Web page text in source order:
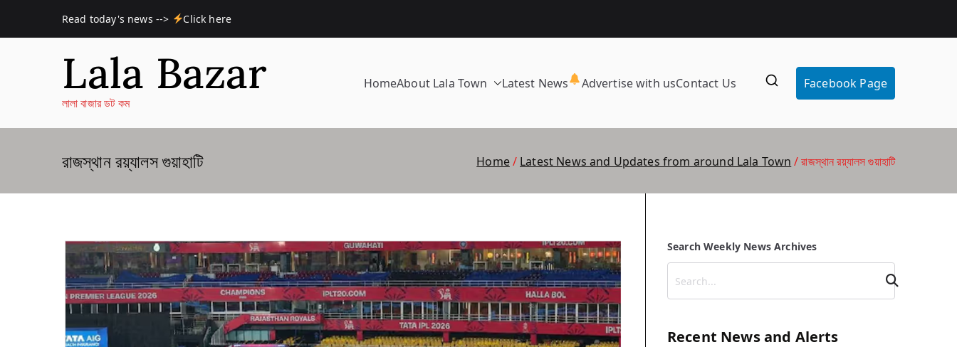
Read today's news --> Click here
Lala Bazar
লালা বাজার ডট কম
HomeAbout Lala Town Latest News Advertise with usContact Us Facebook Page
রাজস্থান রয়্যালস গুয়াহাটি Home Latest News and Updates from around Lala Town রাজস্থান রয়্যালস গুয়াহাটি
Search Weekly News Archives
Recent News and Alerts